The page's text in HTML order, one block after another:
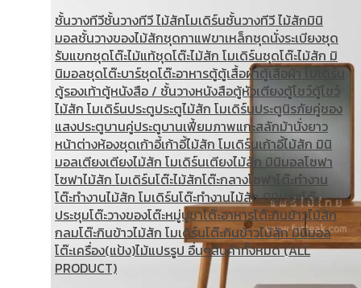
ชั้นวางทีวีชั้นวางทีวี ไม้สักโมเดิร์นชั้นวางทีวี ไม้สักมินิ
มอลชั้นวางของไม้สักชุดกาแฟขาเหล็กชุดนั่งระเบียงชุด
รับแขกชุดโต๊ะไม้แท้ชุดโต๊ะไม้สัก โมเดิร์นชุดโต๊ะไม้สัก มิ
นิมอลชุดโต๊ะบาร์ชุดโต๊ะอาหารตู้ตู้เสื้อผ้าตู้เสื้อผ้า โมเดิร์น
ตู้รองเท้าตู้หนังสือ / ชั้นวางหนังสือตู้หัวเตียงตู้โชว์ตู้โชว์
ไม้สัก โมเดิร์นประตูประตูไม้สัก โมเดิร์นประตูนิรภัยคู่ชอง
แสงประตูบานคู่ประตูบานเฟี้ยมภาพแกะสลักม้านั่งยาว
หน้าต่างห้องชุดเก้าอี้เก้าอี้ไม้สัก โมเดิร์นเก้าอี้ไม้สัก มินิ
มอลเตียงเตียงไม้สัก โมเดิร์นเตียงไม้สัก มินิมอลโซฟา
โซฟาไม้สัก โมเดิร์นโต๊ะไม้สักโต๊ะกลางโซฟาโต๊ะทำงาน
โต๊ะทํางานไม้สัก โมเดิร์นโต๊ะทำงานไม้สัก มินิมอลโต๊ะ
ประชุมโต๊ะวางของโต๊ะหมู่บูชาโต๊ะอาหารโต๊ะกินข้าวไม้สัก
กลมโต๊ะกินข้าวไม้สัก โมเดิร์นโต๊ะกินข้าวไม้สัก มินิมอล
โต๊ะเครื่อง(แป้ง)ไม้แปรรูป อื่นๆสินค้าทั้งหมด (ALL
PRODUCT)